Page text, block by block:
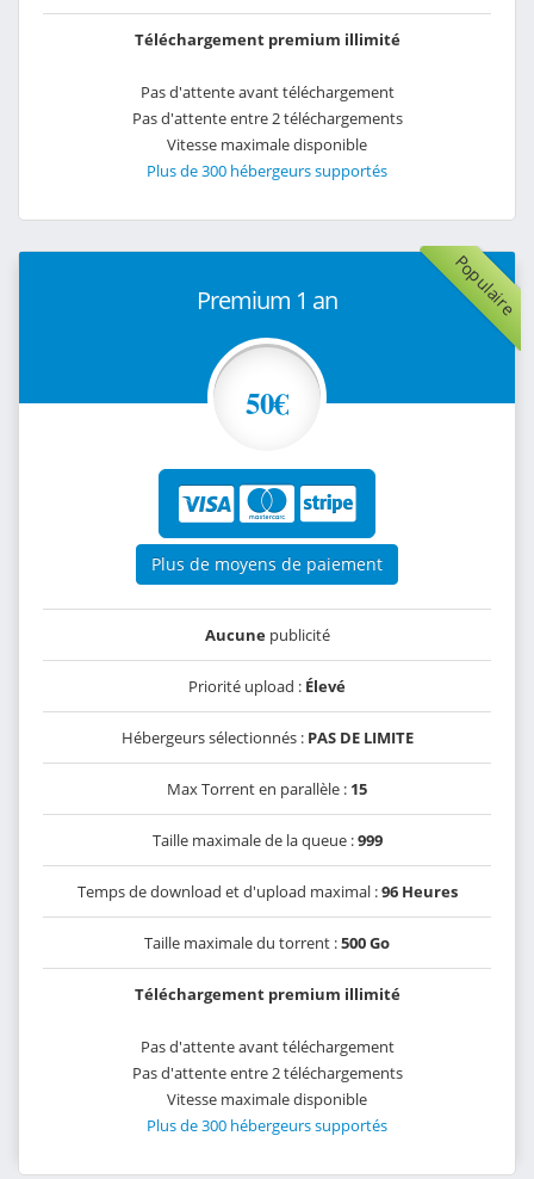
Téléchargement premium illimité
Pas d'attente avant téléchargement
Pas d'attente entre 2 téléchargements
Vitesse maximale disponible
Plus de 300 hébergeurs supportés
Populaire
Premium 1 an
50€
Plus de moyens de paiement
Aucunepublicité
Priorité upload : Élevé
Hébergeurs sélectionnés : PAS DE LIMITE
Max Torrent en parallèle : 15
Taille maximale de la queue :999
Temps de download et d'upload maximal :96 Heures
Taille maximale du torrent :500 Go
Téléchargement premium illimité
Pas d'attente avant téléchargement
Pas d'attente entre 2 téléchargements
Vitesse maximale disponible
Plus de 300 hébergeurs supportés